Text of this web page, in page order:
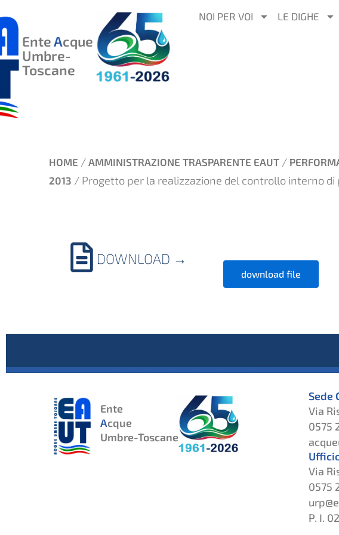
AL
CONTENUTO
EnteAcque
Umbre-
Toscane
NOI PER VOI LE DIGHE
HOME / AMMINISTRAZIONE TRASPARENTE EAUT /
2013 / Progetto per la realizzazione del controllo interno
DOWNLOAD →
download file
Ente
Acque
Umbre-Toscane
Sede
Via
0575
Via
0575
P. I.